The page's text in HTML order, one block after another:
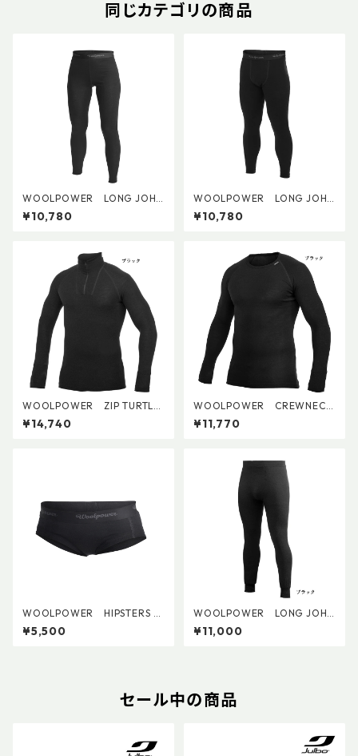
同じカテゴリの商品
WOOLPOWER LONG JOHN
S WOMENS LITE
¥10,780
WOOLPOWER LONG JOHN
S MENS LITE
¥10,780
WOOLPOWER ZIP TURTLE
NECK LITE
¥14,740
WOOLPOWER CREWNECK
LITE
¥11,770
WOOLPOWER HIPSTERS LI
TE (W's)
¥5,500
WOOLPOWER LONG JOHN
S 200
¥11,000
セール中の商品